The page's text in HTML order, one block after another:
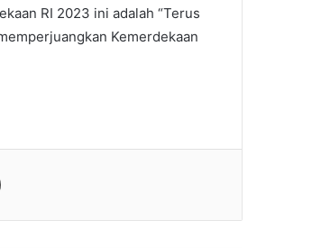
RI 2023 ini adalah “Terus
Kemerdekaan